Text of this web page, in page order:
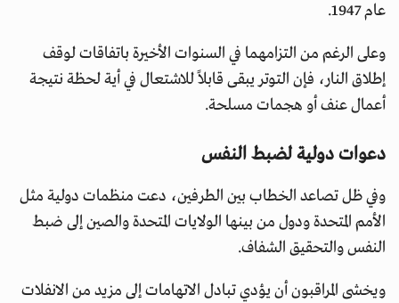
عام 1947.
وعلى الرغم من التزامهما في السنوات الأخيرة باتفاقات لوقف
إطلاق النار، فإن التوتر يبقى قابلاً للاشتعال في أية لحظة نتيجة
أعمال عنف أو هجمات مسلحة.
دعوات دولية لضبط النفس
وفي ظل تصاعد الخطاب بين الطرفين، دعت منظمات دولية مثل
الأمم المتحدة ودول من بينها الولايات المتحدة والصين إلى ضبط
النفس والتحقيق الشفاف.
ويخشى المراقبون أن يؤدي تبادل الاتهامات إلى مزيد من الانفلات